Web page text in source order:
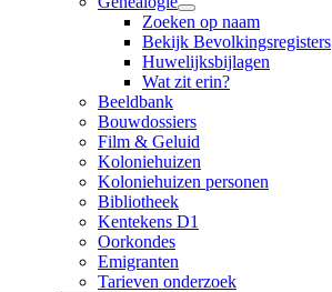
Zoeken op naam
Bekijk Bevolkingsregisters
Huwelijksbijlagen
Wat zit erin?
Beeldbank
Bouwdossiers
Film & Geluid
Koloniehuizen
Koloniehuizen personen
Bibliotheek
Kentekens D1
Oorkondes
Emigranten
Tarieven onderzoek